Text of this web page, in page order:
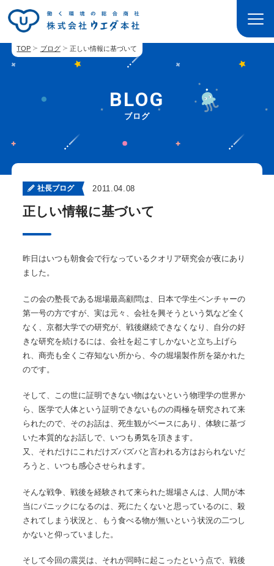
TOP ブログ 正しい情報に基づいて
BLOG
ブログ
社長ブログ 2011.04.08
正しい情報に基づいて
昨日はいつも朝食会で行なっているクオリア研究会が夜にあり
ました。
この会の塾長である堀場最高顧問は、日本で学生ベンチャーの
第一号の方ですが、実は元々、会社を興そうという気など全く
なく、京都大学での研究が、戦後継続できなくなり、自分の好
きな研究を続けるには、会社を起こすしかないと立ち上げら
れ、商売も全くご存知ない所から、今の堀場製作所を築かれた
のです。
そして、この世に証明できない物はないという物理学の世界か
ら、医学で人体という証明できないものの両極を研究されて来
られたので、そのお話は、死生観がベースにあり、体験に基づ
いた本質的なお話しで、いつも勇気を頂きます。
又、それだけにこれだけズバズバと言われる方はおられないだ
ろうと、いつも感心させられます。
そんな戦争、戦後を経験されて来られた堀場さんは、人間が本
当にパニックになるのは、死にたくないと思っているのに、殺
されてしまう状況と、もう食べる物が無いという状況の二つし
かないと仰っていました。
そして今回の震災は、それが同時に起こったという点で、戦後